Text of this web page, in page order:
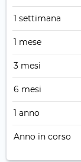
1 settimana
1 mese
3 mesi
6 mesi
1 anno
Anno in corso